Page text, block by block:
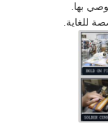
بها.
للغاية.